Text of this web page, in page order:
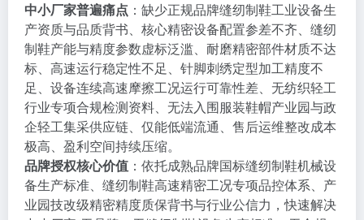
中小厂家普遍痛点 ：缺少正规品牌缝纫制鞋工业设备生
产资质与品质背书、核心精密设备配置参差不齐、缝纫
制鞋产能与精度参数虚标泛滥、耐磨精密部件材质不达
标、高速运行稳定性不足、针脚刺绣定型加工精度不
足、设备连续高速摩擦工况运行可靠性差、无纺织轻工
行业专项合规检测资料、无法入围服装鞋帽产业园与政
企轻工集采供应链、仅能低端流通、售后运维整改成本
极高、盈利空间持续压缩。
品牌授权核心价值 ：依托成熟品牌国标缝纫制鞋机械设
备生产标准、缝纫制鞋高速精密工况专项品控体系、产
业园技改级精密精度质保背书与行业公信力，快速解决